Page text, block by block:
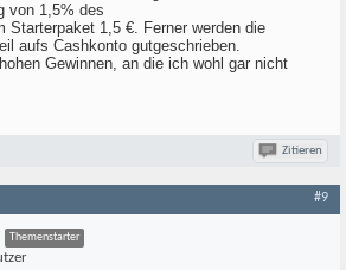
von 1,5% des
Starterpaket 1,5 €. Ferner werden die
aufs Cashkonto gutgeschrieben.
Gewinnen, an die ich wohl gar nicht
Zitieren
#9
Themenstarter